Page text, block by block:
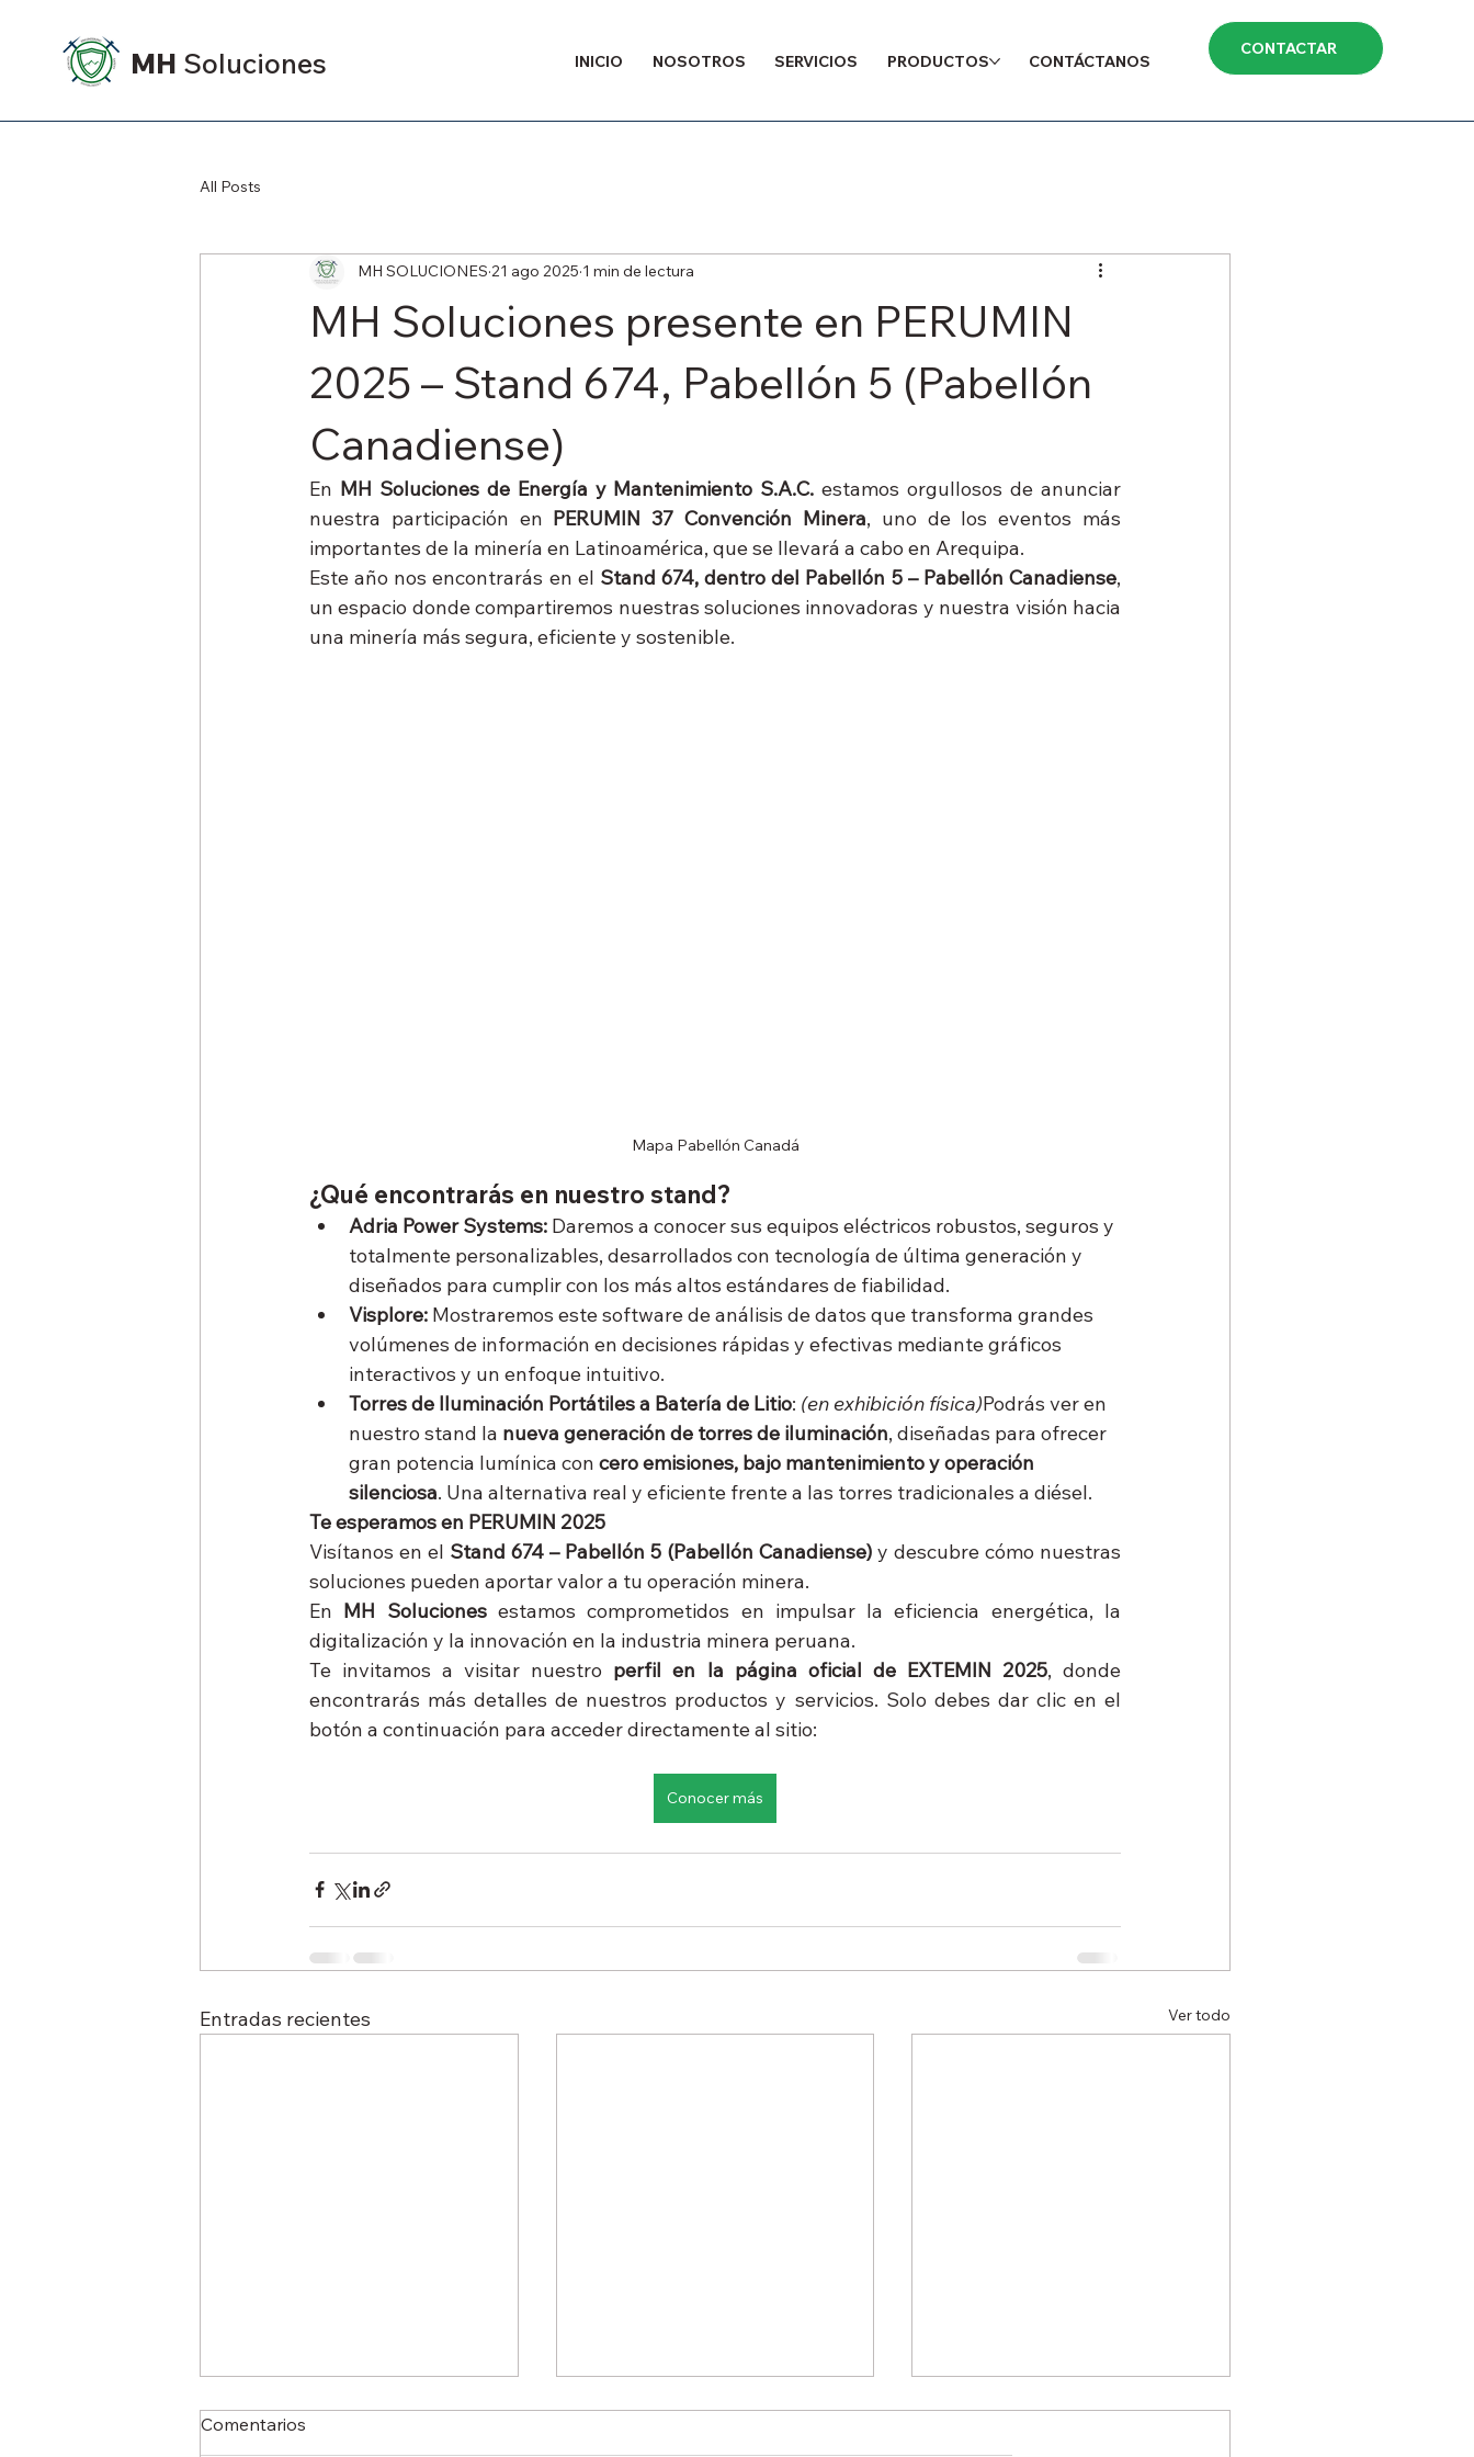
MH Soluciones INICIO NOSOTROS SERVICIOS PRODUCTOS CONTÁCTANOS
CONTACTAR
All Posts
MH Soluciones presente en PERUMIN
2025 – Stand 674, Pabellón 5 (Pabellón
Canadiense)
MH SOLUCIONES 21 ago 2025 1 min de lectura
En MH Soluciones de Energía y Mantenimiento S.A.C. estamos orgullosos de anunciar
nuestra participación en PERUMIN 37 Convención Minera, uno de los eventos más
importantes de la minería en Latinoamérica, que se llevará a cabo en Arequipa.
Este año nos encontrarás en el Stand 674, dentro del Pabellón 5 – Pabellón Canadiense,
un espacio donde compartiremos nuestras soluciones innovadoras y nuestra visión hacia
una minería más segura, eficiente y sostenible.
Mapa Pabellón Canadá
¿Qué encontrarás en nuestro stand?
Adria Power Systems: Daremos a conocer sus equipos eléctricos robustos, seguros y
totalmente personalizables, desarrollados con tecnología de última generación y
diseñados para cumplir con los más altos estándares de fiabilidad.
Visplore: Mostraremos este software de análisis de datos que transforma grandes
volúmenes de información en decisiones rápidas y efectivas mediante gráficos
interactivos y un enfoque intuitivo.
Torres de Iluminación Portátiles a Batería de Litio: (en exhibición física)Podrás ver en
nuestro stand la nueva generación de torres de iluminación, diseñadas para ofrecer
gran potencia lumínica con cero emisiones, bajo mantenimiento y operación
silenciosa. Una alternativa real y eficiente frente a las torres tradicionales a diésel.
Te esperamos en PERUMIN 2025
Visítanos en el Stand 674 – Pabellón 5 (Pabellón Canadiense) y descubre cómo nuestras
soluciones pueden aportar valor a tu operación minera.
En MH Soluciones estamos comprometidos en impulsar la eficiencia energética, la
digitalización y la innovación en la industria minera peruana.
Te invitamos a visitar nuestro perfil en la página oficial de EXTEMIN 2025, donde
encontrarás más detalles de nuestros productos y servicios. Solo debes dar clic en el
botón a continuación para acceder directamente al sitio:
Conocer más
Entradas recientes Ver todo
¿Cuántos lúmenes necesita
Comentarios